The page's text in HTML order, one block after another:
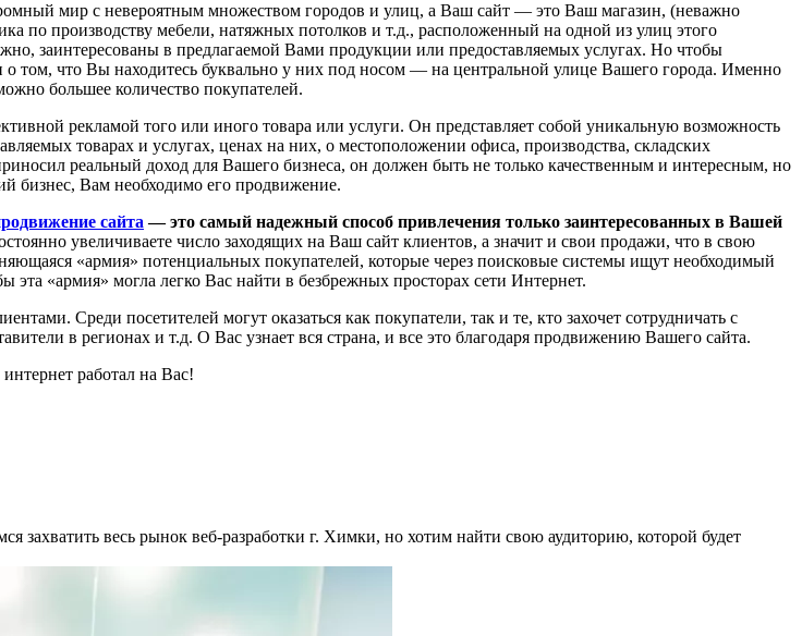
мир с невероятным множеством городов и улиц, а Ваш сайт — это Ваш магазин, (неважно
по производству мебели, натяжных потолков и т.д., расположенный на одной из улиц этого
заинтересованы в предлагаемой Вами продукции или предоставляемых услугах. Но чтобы
о том, что Вы находитесь буквально у них под носом — на центральной улице Вашего города. Именно
большее количество покупателей.
рекламой того или иного товара или услуги. Он представляет собой уникальную возможность
товарах и услугах, ценах на них, о местоположении офиса, производства, складских
реальный доход для Вашего бизнеса, он должен быть не только качественным и интересным, но
бизнес, Вам необходимо его продвижение.
сайта — это самый надежный способ привлечения только заинтересованных в Вашей
увеличиваете число заходящих на Ваш сайт клиентов, а значит и свои продажи, что в свою
«армия» потенциальных покупателей, которые через поисковые системы ищут необходимый
«армия» могла легко Вас найти в безбрежных просторах сети Интернет.
Среди посетителей могут оказаться как покупатели, так и те, кто захочет сотрудничать с
в регионах и т.д. О Вас узнает вся страна, и все это благодаря продвижению Вашего сайта.
работал на Вас!
захватить весь рынок веб-разработки г. Химки, но хотим найти свою аудиторию, которой будет